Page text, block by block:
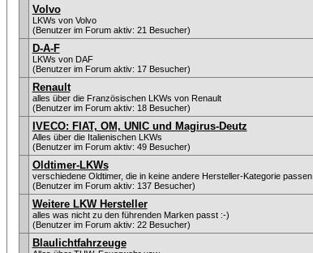
Volvo
LKWs von Volvo
(Benutzer im Forum aktiv: 21 Besucher)
D-A-F
LKWs von DAF
(Benutzer im Forum aktiv: 17 Besucher)
Renault
alles über die Französischen LKWs von Renault
(Benutzer im Forum aktiv: 18 Besucher)
IVECO: FIAT, OM, UNIC und Magirus-Deutz
Alles über die Italienischen LKWs
(Benutzer im Forum aktiv: 49 Besucher)
Oldtimer-LKWs
verschiedene Oldtimer, die in keine andere Hersteller-Kategorie passen
(Benutzer im Forum aktiv: 137 Besucher)
Weitere LKW Hersteller
alles was nicht zu den führenden Marken passt :-)
(Benutzer im Forum aktiv: 22 Besucher)
Blaulichtfahrzeuge